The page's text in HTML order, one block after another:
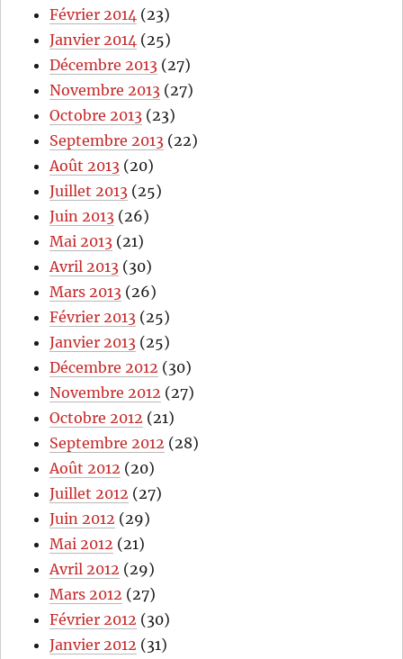
Février 2014 (23)
Janvier 2014 (25)
Décembre 2013 (27)
Novembre 2013 (27)
Octobre 2013 (23)
Septembre 2013 (22)
Août 2013 (20)
Juillet 2013 (25)
Juin 2013 (26)
Mai 2013 (21)
Avril 2013 (30)
Mars 2013 (26)
Février 2013 (25)
Janvier 2013 (25)
Décembre 2012 (30)
Novembre 2012 (27)
Octobre 2012 (21)
Septembre 2012 (28)
Août 2012 (20)
Juillet 2012 (27)
Juin 2012 (29)
Mai 2012 (21)
Avril 2012 (29)
Mars 2012 (27)
Février 2012 (30)
Janvier 2012 (31)